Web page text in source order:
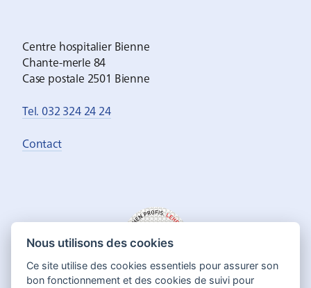
Centre hospitalier Bienne
Chante-merle 84
Case postale 2501 Bienne
Tel. 032 324 24 24
Contact
Nous utilisons des cookies
Ce site utilise des cookies essentiels pour assurer son
bon fonctionnement et des cookies de suivi pour